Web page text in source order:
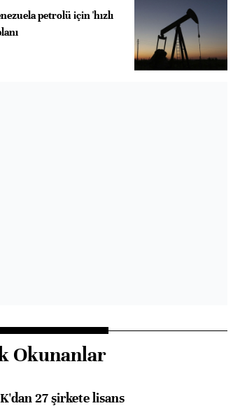
petrolü için 'hızlı
Okunanlar
27 şirkete lisans